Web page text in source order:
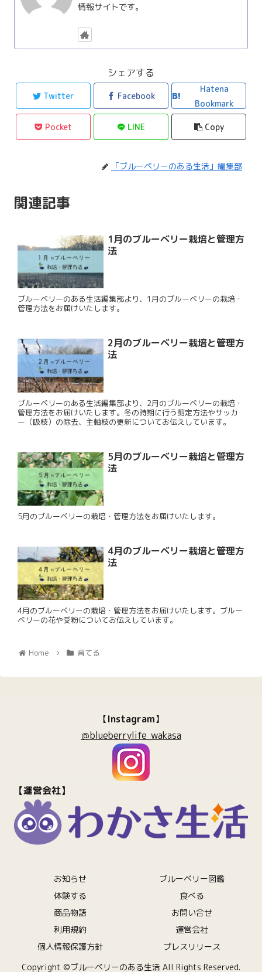
情報サイトです。
シェアする
Twitter Facebook
Hatena
Bookmark
Pocket LINE Copy
「ブルーベリーのある生活」編集部
関連記事
1月のブルーベリー栽培と管理方
法
ブルーベリーのある生活編集部より、1月のブルーベリーの栽培・
管理方法をお届けいたします。
2月のブルーベリー栽培と管理方
法
ブルーベリーのある生活編集部より、2月のブルーベリーの栽培・
管理方法をお届けいたします。冬の時期に行う剪定方法やサッカ
ー（吸枝）の除去、主軸枝の更新についてお伝えしています。
5月のブルーベリー栽培と管理方
法
5月のブルーベリーの栽培・管理方法をお届けいたします。
4月のブルーベリー栽培と管理方
法
4月のブルーベリーの栽培・管理方法をお届けいたします。ブルー
ベリーの花や受粉についてお伝えしています。
Home 育てる
【Instagram】
＠blueberrylife_wakasa
【運営会社】
お知らせ
ブルーベリー図鑑
体験する
食べる
商品物語
お問い合せ
利用規約
運営会社
個人情報保護方針
プレスリリース
Copyright ©ブルーベリーのある生活 All Rights Reserved.